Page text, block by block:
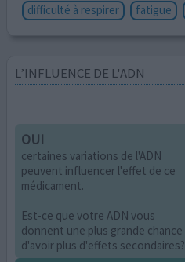
difficulté à respirer
fatigue
L’INFLUENCE DE L'ADN
OUI
certaines variations de l'ADN
peuvent influencer l'effet de ce
médicament.
Est-ce que votre ADN vous
donnent une plus grande chance
d'avoir plus d'effets secondaires?